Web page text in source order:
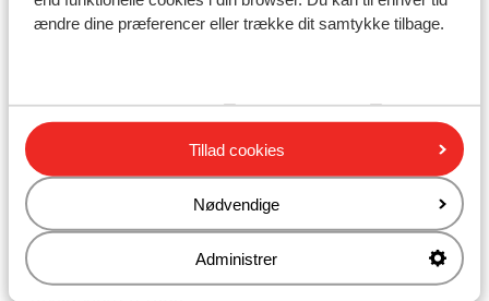
ændre dine præferencer eller trække dit samtykke tilbage.
Tillad cookies
Nødvendige
Administrer
Skileje
Val d'Isère
Hotel Voulezvous
Chalet Skadi - ekstra lejligheder